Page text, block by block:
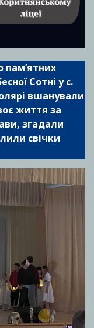
пам’ятних
Сотні у с.
вшанували
життя за
згадали
свічки